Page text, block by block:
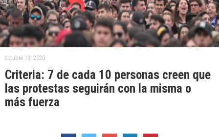
octubre 13, 2020
Criteria: 7 de cada 10 personas creen que
las protestas seguirán con la misma o
más fuerza